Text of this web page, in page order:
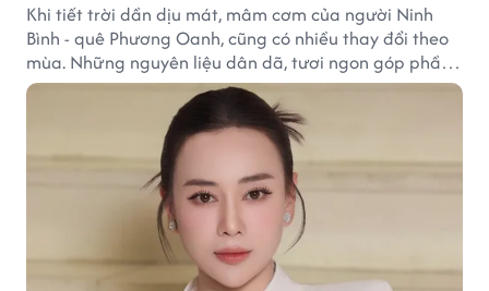
Khi tiết trời dần dịu mát, mâm cơm của người Ninh
Bình - quê Phương Oanh, cũng có nhiều thay đổi theo
mùa. Những nguyên liệu dân dã, tươi ngon góp phần
tạo nên hương vị bình dị nhưng đầy cuốn hút của vùng